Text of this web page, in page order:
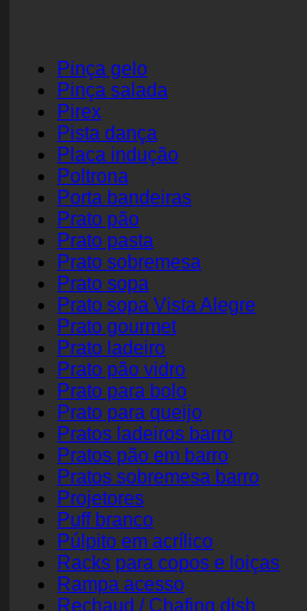
Pinça gelo
Pinça salada
Pirex
Pista dança
Placa indução
Poltrona
Porta bandeiras
Prato pão
Prato pasta
Prato sobremesa
Prato sopa
Prato sopa Vista Alegre
Prato gourmet
Prato ladeiro
Prato pão vidro
Prato para bolo
Prato para queijo
Pratos ladeiros barro
Pratos pão em barro
Pratos sobremesa barro
Projetores
Puff branco
Púlpito em acrílico
Racks para copos e loiças
Rampa acesso
Rechaud / Chafing dish